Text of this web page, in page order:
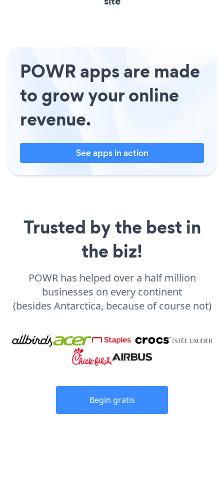
POWR apps are made
to grow your online
revenue.
See apps in action
Trusted by the best in
the biz!
POWR has helped over a half million
businesses on every continent
(besides Antarctica, because of course not)
Begin gratis